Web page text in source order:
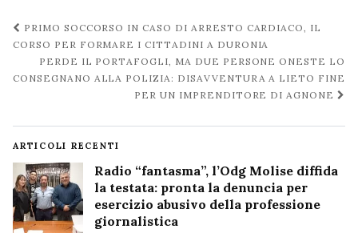
Navigazione
post
PRIMO SOCCORSO IN CASO DI ARRESTO CARDIACO, IL
CORSO PER FORMARE I CITTADINI A DURONIA
PERDE IL PORTAFOGLI, MA DUE PERSONE ONESTE LO
CONSEGNANO ALLA POLIZIA: DISAVVENTURA A LIETO FINE
PER UN IMPRENDITORE DI AGNONE
ARTICOLI RECENTI
Radio “fantasma”, l’Odg Molise diffida
la testata: pronta la denuncia per
esercizio abusivo della professione
giornalistica